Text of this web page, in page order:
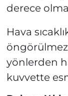
derece
Hava
yönlerden
kuvvette